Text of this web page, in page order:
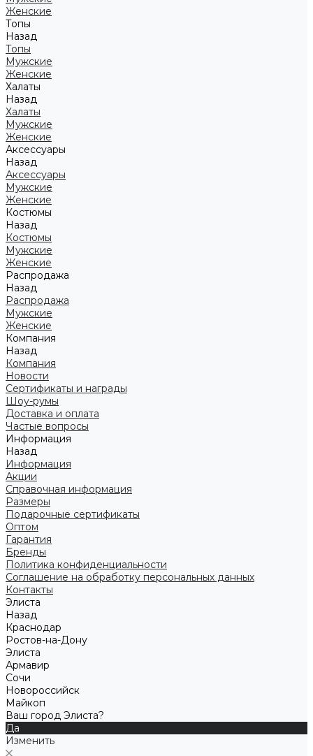
Женские
Топы
Назад
Топы
Мужские
Женские
Халаты
Назад
Халаты
Мужские
Женские
Аксессуары
Назад
Аксессуары
Мужские
Женские
Костюмы
Назад
Костюмы
Мужские
Женские
Распродажа
Назад
Распродажа
Мужские
Женские
Компания
Назад
Компания
Новости
Сертификаты и награды
Шоу-румы
Доставка и оплата
Частые вопросы
Информация
Назад
Информация
Акции
Справочная информация
Размеры
Подарочные сертификаты
Оптом
Гарантия
Бренды
Политика конфиденциальности
Соглашение на обработку персональных данных
Контакты
Элиста
Назад
Краснодар
Ростов-на-Дону
Элиста
Армавир
Сочи
Новороссийск
Майкоп
Ваш город Элиста?
Да
Изменить